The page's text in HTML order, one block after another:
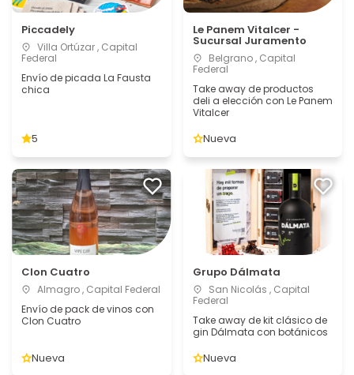
Piccadely
Villa Ortúzar , Capital
Federal
Envío de picada La Fausta
chica
5
Le Panem Vitalcer -
Sucursal Juramento
Belgrano , Capital
Federal
Take away de productos
deli a elección con Le Panem
Vitalcer
Nueva
Clon Cuatro
Almagro , Capital Federal
Envío de pack de vinos con
Clon Cuatro
Nueva
Grupo Dálmata
San Nicolás , Capital
Federal
Take away de kit clásico de
gin Dálmata con botánicos
Nueva